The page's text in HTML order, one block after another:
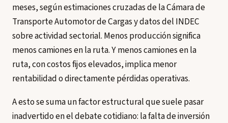
meses, según estimaciones cruzadas de la Cámara de
Transporte Automotor de Cargas y datos del INDEC
sobre actividad sectorial. Menos producción significa
menos camiones en la ruta. Y menos camiones en la
ruta, con costos fijos elevados, implica menor
rentabilidad o directamente pérdidas operativas.
A esto se suma un factor estructural que suele pasar
inadvertido en el debate cotidiano: la falta de inversión